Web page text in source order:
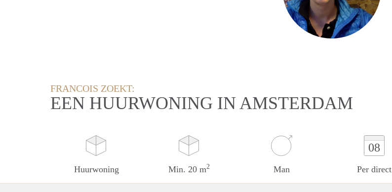
Alle veelgestelde vragen
FRANCOIS ZOEKT:
EEN HUURWONING IN AMSTERDAM
Huurwoning Min. 20 m2 Man
08
Per direct